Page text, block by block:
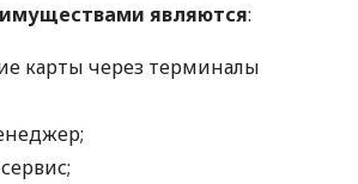
являются:
карты через терминалы